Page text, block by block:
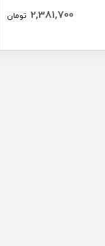
2,381,700 تومان